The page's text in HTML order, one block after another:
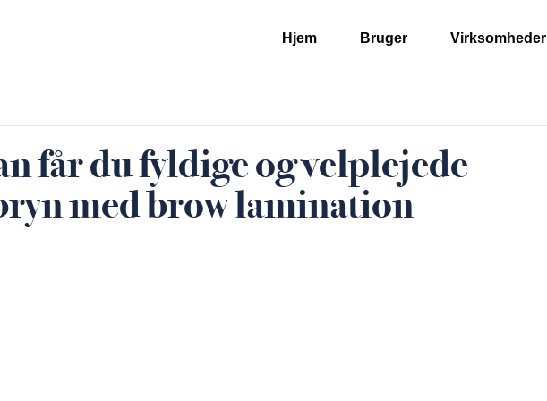
Hjem Bruger Virksomheder
får du fyldige og velplejede
med brow lamination